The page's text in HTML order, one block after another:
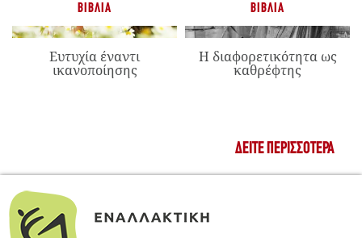
ΒΙΒΛΊΑ
Ευτυχία έναντι
ικανοποίησης
ΒΙΒΛΊΑ
Η διαφορετικότητα ως
καθρέφτης
ΔΕΊΤΕ ΠΕΡΙΣΣΌΤΕΡΑ